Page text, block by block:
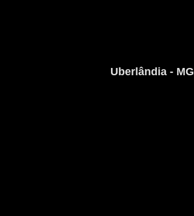
Uberlândia - MG